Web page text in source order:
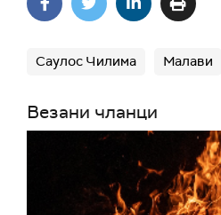
Саулос Чилима Малави
Везани чланци